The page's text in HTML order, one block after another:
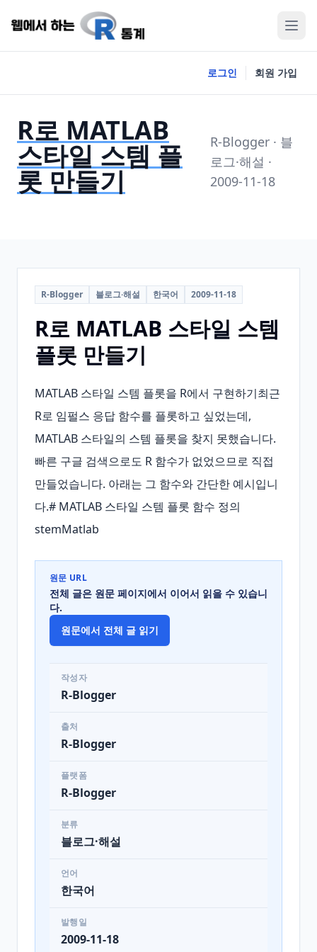
로그인 회원 가입
R로 MATLAB
스타일 스템 플
롯 만들기
R-Blogger · 블
로그·해설 ·
2009-11-18
R-Blogger 블로그·해설 한국어 2009-11-18
R로 MATLAB 스타일 스템
플롯 만들기
MATLAB 스타일 스템 플롯을 R에서 구현하기최근
R로 임펄스 응답 함수를 플롯하고 싶었는데,
MATLAB 스타일의 스템 플롯을 찾지 못했습니다.
빠른 구글 검색으로도 R 함수가 없었으므로 직접
만들었습니다. 아래는 그 함수와 간단한 예시입니
다.# MATLAB 스타일 스템 플롯 함수 정의
stemMatlab
원문 URL
전체 글은 원문 페이지에서 이어서 읽을 수 있습니
다.
원문에서 전체 글 읽기
작성자
R-Blogger
출처
R-Blogger
플랫폼
R-Blogger
분류
블로그·해설
언어
한국어
발행일
2009-11-18